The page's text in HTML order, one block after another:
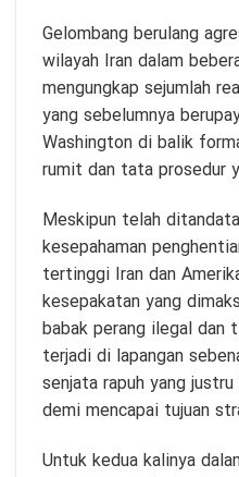
Gelombang berulang
wilayah Iran dalam
mengungkap sejumlah
yang sebelumnya
Washington di balik
rumit dan tata prosedur
Meskipun telah
kesepahaman
tertinggi Iran dan
kesepakatan yang
babak perang ilegal dan
terjadi di lapangan
senjata rapuh yang
demi mencapai tujuan
Untuk kedua kalinya